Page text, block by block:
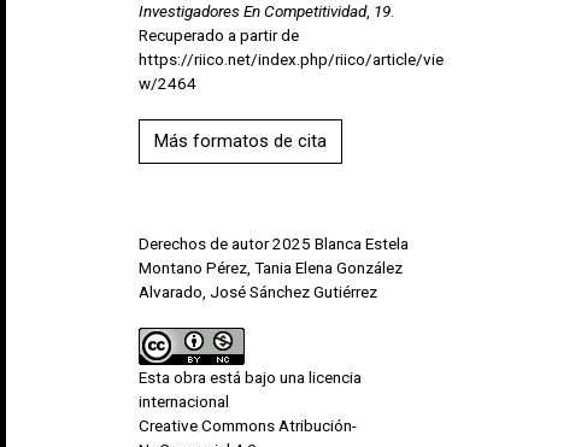
Investigadores En Competitividad, 19.
Recuperado a partir de
https://riico.net/index.php/riico/article/vie
w/2464
Más formatos de cita
Derechos de autor 2025 Blanca Estela
Montano Pérez, Tania Elena González
Alvarado, José Sánchez Gutiérrez
Esta obra está bajo una licencia
internacional
Creative Commons Atribución-